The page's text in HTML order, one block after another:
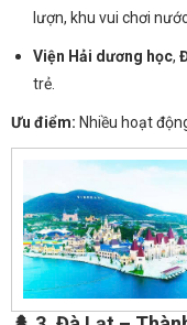
lượn, khu vui chơi
Viện Hải dương học,
trẻ.
Ưu điểm: Nhiều hoạt